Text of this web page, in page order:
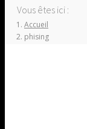
Vous êtes ici :
Accueil
phising